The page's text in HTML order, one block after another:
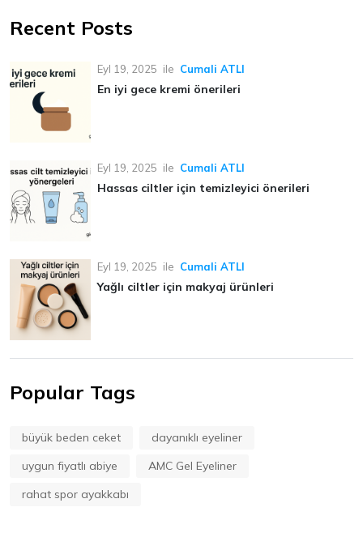
Recent Posts
Eyl 19, 2025 ile Cumali ATLI
En iyi gece kremi önerileri
Eyl 19, 2025 ile Cumali ATLI
Hassas ciltler için temizleyici önerileri
Eyl 19, 2025 ile Cumali ATLI
Yağlı ciltler için makyaj ürünleri
Popular Tags
büyük beden ceket
dayanıklı eyeliner
uygun fiyatlı abiye
AMC Gel Eyeliner
rahat spor ayakkabı